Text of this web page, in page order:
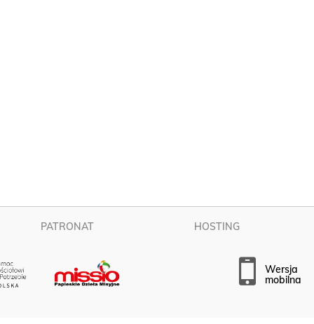
PATRONAT HOSTING
wersja
mobilna